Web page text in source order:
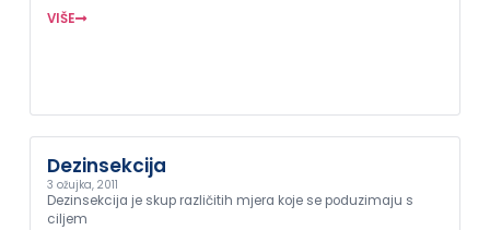
VIŠE
Dezinsekcija
3 ožujka, 2011
Dezinsekcija je skup različitih mjera koje se poduzimaju s
ciljem